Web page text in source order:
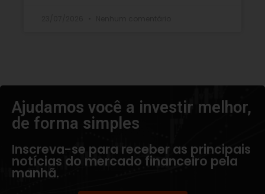
Ajudamos você a investir melhor,
de forma simples​
Inscreva-se para receber as principais
notícias do mercado financeiro pela
manhã.